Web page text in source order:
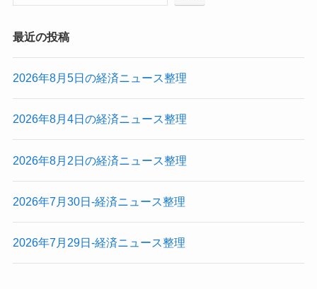
最近の投稿
2026年8月5日の経済ニュース整理
2026年8月4日の経済ニュース整理
2026年8月2日の経済ニュース整理
2026年7月30日-経済ニュース整理
2026年7月29日-経済ニュース整理